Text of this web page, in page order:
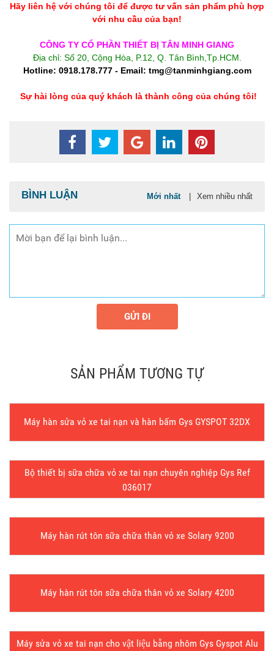
Hãy liên hệ với chúng tôi để được tư vấn sản phẩm phù hợp
với nhu cầu của bạn!
CÔNG TY CỔ PHẦN THIẾT BỊ TÂN MINH GIANG
Địa chỉ: Số 20, Cộng Hòa, P.12, Q. Tân Bình,Tp.HCM.
Hotline: 0918.178.777 - Email: tmg@tanminhgiang.com
Sự hài lòng của quý khách là thành công của chúng tôi!
BÌNH LUẬN Mới nhất | Xem nhiều nhất
GỬI ĐI
SẢN PHẨM TƯƠNG TỰ
Máy hàn sửa vỏ xe tai nạn và hàn bấm Gys GYSPOT 32DX
Bộ thiết bị sữa chữa vỏ xe tai nạn chuyên nghiệp Gys Ref
036017
Máy hàn rút tôn sữa chữa thân vỏ xe Solary 9200
Máy hàn rút tôn sữa chữa thân vỏ xe Solary 4200
Máy sửa vỏ xe tai nạn cho vật liệu bằng nhôm Gys Gyspot Alu